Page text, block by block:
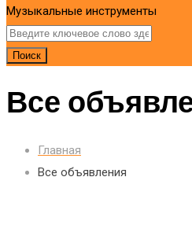
Mузыкальные инструменты
Поиск
Все
Главная
Все объявления